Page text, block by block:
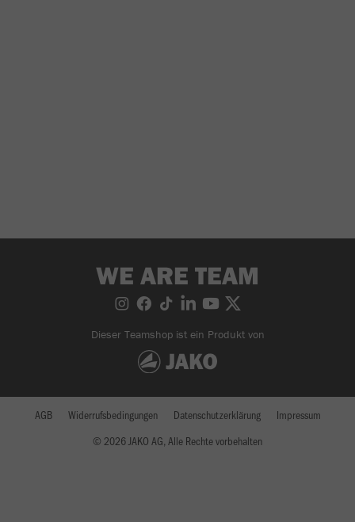
WE ARE TEAM
Dieser Teamshop ist ein Produkt von
© 2026 JAKO AG, Alle Rechte vorbehalten
AGB Widerrufsbedingungen Datenschutzerklärung Impressum